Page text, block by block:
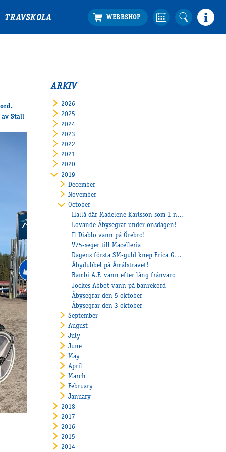
TRAVSKOLA
Stall
ARKIV
2026
2025
2024
2023
2022
2021
2020
2019
December
November
October
Hallå där Madelene Karlsson som 1 november tar ut sin proffslicens
Lovande Åbysegrar under onsdagen!
Il Diablo vann på Örebro!
V75-seger till Macelleria
Dagens första SM-guld knep Erica Guldhag.
Åbydubbel på Åmålstravet!
Bambi A.F. vann efter lång frånvaro
Jockes Abbot vann på banrekord
Åbysegrar den 5 oktober
Åbysegrar den 3 oktober
September
August
July
June
May
April
March
February
January
2018
2017
2016
2015
2014